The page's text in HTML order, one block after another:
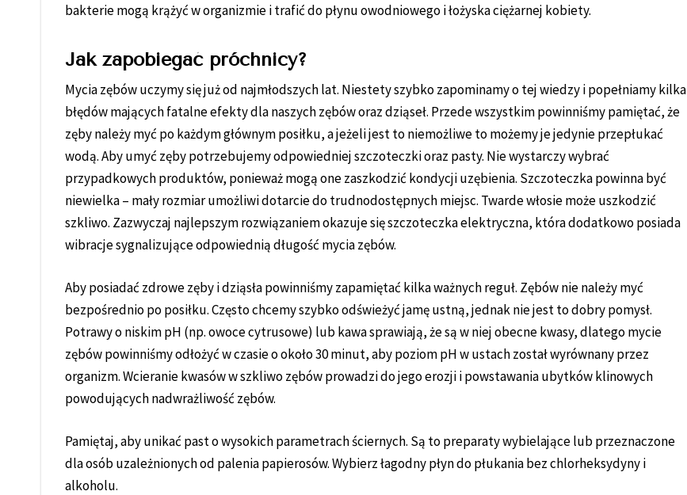
bakterie mogą krążyć w organizmie i trafić do płynu owodniowego i łożyska ciężarnej kobiety.
Jak zapobiegać próchnicy?
Mycia zębów uczymy się już od najmłodszych lat. Niestety szybko zapominamy o tej wiedzy i popełniamy kilka
błędów mających fatalne efekty dla naszych zębów oraz dziąseł. Przede wszystkim powinniśmy pamiętać, że
zęby należy myć po każdym głównym posiłku, a jeżeli jest to niemożliwe to możemy je jedynie przepłukać
wodą. Aby umyć zęby potrzebujemy odpowiedniej szczoteczki oraz pasty. Nie wystarczy wybrać
przypadkowych produktów, ponieważ mogą one zaszkodzić kondycji uzębienia. Szczoteczka powinna być
niewielka – mały rozmiar umożliwi dotarcie do trudnodostępnych miejsc. Twarde włosie może uszkodzić
szkliwo. Zazwyczaj najlepszym rozwiązaniem okazuje się szczoteczka elektryczna, która dodatkowo posiada
wibracje sygnalizujące odpowiednią długość mycia zębów.
Aby posiadać zdrowe zęby i dziąsła powinniśmy zapamiętać kilka ważnych reguł. Zębów nie należy myć
bezpośrednio po posiłku. Często chcemy szybko odświeżyć jamę ustną, jednak nie jest to dobry pomysł.
Potrawy o niskim pH (np. owoce cytrusowe) lub kawa sprawiają, że są w niej obecne kwasy, dlatego mycie
zębów powinniśmy odłożyć w czasie o około 30 minut, aby poziom pH w ustach został wyrównany przez
organizm. Wcieranie kwasów w szkliwo zębów prowadzi do jego erozji i powstawania ubytków klinowych
powodujących nadwrażliwość zębów.
Pamiętaj, aby unikać past o wysokich parametrach ściernych. Są to preparaty wybielające lub przeznaczone
dla osób uzależnionych od palenia papierosów. Wybierz łagodny płyn do płukania bez chlorheksydyny i
alkoholu.